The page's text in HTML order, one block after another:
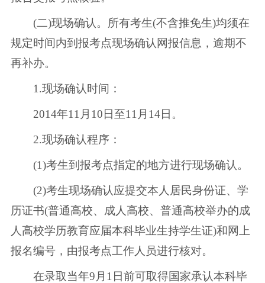
(二)现场确认。所有考生(不含推免生)均须在
规定时间内到报考点现场确认网报信息，逾期不
再补办。
1.现场确认时间：
2014年11月10日至11月14日。
2.现场确认程序：
(1)考生到报考点指定的地方进行现场确认。
(2)考生现场确认应提交本人居民身份证、学
历证书(普通高校、成人高校、普通高校举办的成
人高校学历教育应届本科毕业生持学生证)和网上
报名编号，由报考点工作人员进行核对。
在录取当年9月1日前可取得国家承认本科毕